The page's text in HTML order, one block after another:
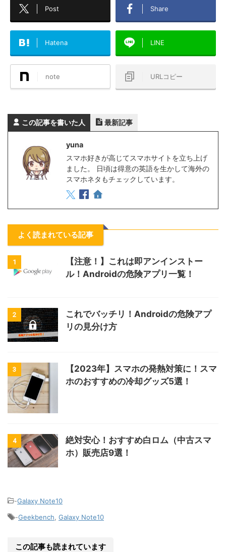
Post Share
Hatena LINE
note URLコピー
この記事を書いた人 最新記事
yuna
スマホ好きが高じてスマホサイトを立ち上げ
ました。 日頃は得意の英語を生かして海外の
スマホネタもチェックしています。
よく読まれている記事
1
【注意！】これは即アンインストー
ル！Androidの危険アプリ一覧！
2
これでバッチリ！Androidの危険アプ
リの見分け方
3
【2023年】スマホの発熱対策に！スマ
ホのおすすめの冷却グッズ5選！
4
絶対安心！おすすめ白ロム（中古スマ
ホ）販売店9選！
-Galaxy Note10
-Geekbench, Galaxy Note10
この記事も読まれています